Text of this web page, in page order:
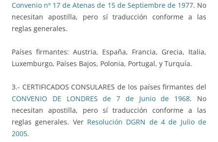
Convenio nº 17 de Atenas de 15 de Septiembre de 1977. No
necesitan apostilla, pero sí traducción conforme a las
reglas generales.
Países firmantes: Austria, España, Francia, Grecia, Italia,
Luxemburgo, Países Bajos, Polonia, Portugal, y Turquía.
3.- CERTIFICADOS CONSULARES de los países firmantes del
CONVENIO DE LONDRES de 7 de Junio de 1968. No
necesitan apostilla, pero sí traducción conforme a las
reglas generales. Ver Resolución DGRN de 4 de Julio de
2005.